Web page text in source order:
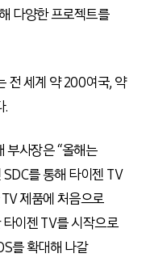
다양한 프로젝트를
전 세계 약200여국, 약
.
부사장은 “올해는
SDC를 통해 타이젠 TV
제품에 처음으로
타이젠TV를 시작으로
를 확대해 나갈